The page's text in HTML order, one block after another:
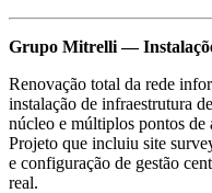
Grupo Mitrelli —
Renovação total da rede
instalação de infraestrutura
núcleo e múltiplos pontos de
Projeto que incluiu site
e configuração de gestão
real.